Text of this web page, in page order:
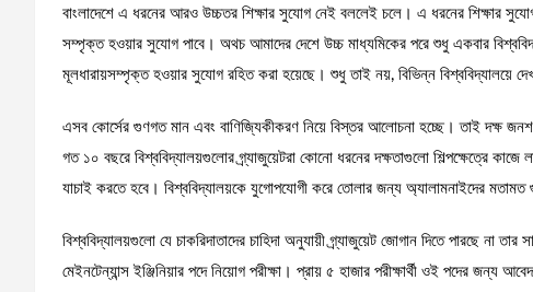
বাংলাদেশে এ ধরনের আরও উচ্চতর শিক্ষার সুযোগ নেই বললেই চলে। এ ধরনের শিক্ষার
সম্পৃক্ত হওয়ার সুযোগ পাবে। অথচ আমাদের দেশে উচ্চ মাধ্যমিকের পরে শুধু একবার
মূলধারায়সম্পৃক্ত হওয়ার সুযোগ রহিত করা হয়েছে। শুধু তাই নয়, বিভিন্ন বিশ্ববিদ্যালয়ে
এসব কোর্সের গুণগত মান এবং বাণিজ্যিকীকরণ নিয়ে বিস্তর আলোচনা হচ্ছে। তাই দক্ষ
গত ১০ বছরে বিশ্ববিদ্যালয়গুলোর গ্র্যাজুয়েটরা কোনো ধরনের দক্ষতাগুলো শিল্পক্ষেত্রে
যাচাই করতে হবে। বিশ্ববিদ্যালয়কে যুগোপযোগী করে তোলার জন্য অ্যালামনাইদের মতামত
বিশ্ববিদ্যালয়গুলো যে চাকরিদাতাদের চাহিদা অনুযায়ী গ্র্যাজুয়েট জোগান দিতে পারছে না
মেইনটেন্যান্স ইঞ্জিনিয়ার পদে নিয়োগ পরীক্ষা। প্রায় ৫ হাজার পরীক্ষার্থী ওই পদের জন্য